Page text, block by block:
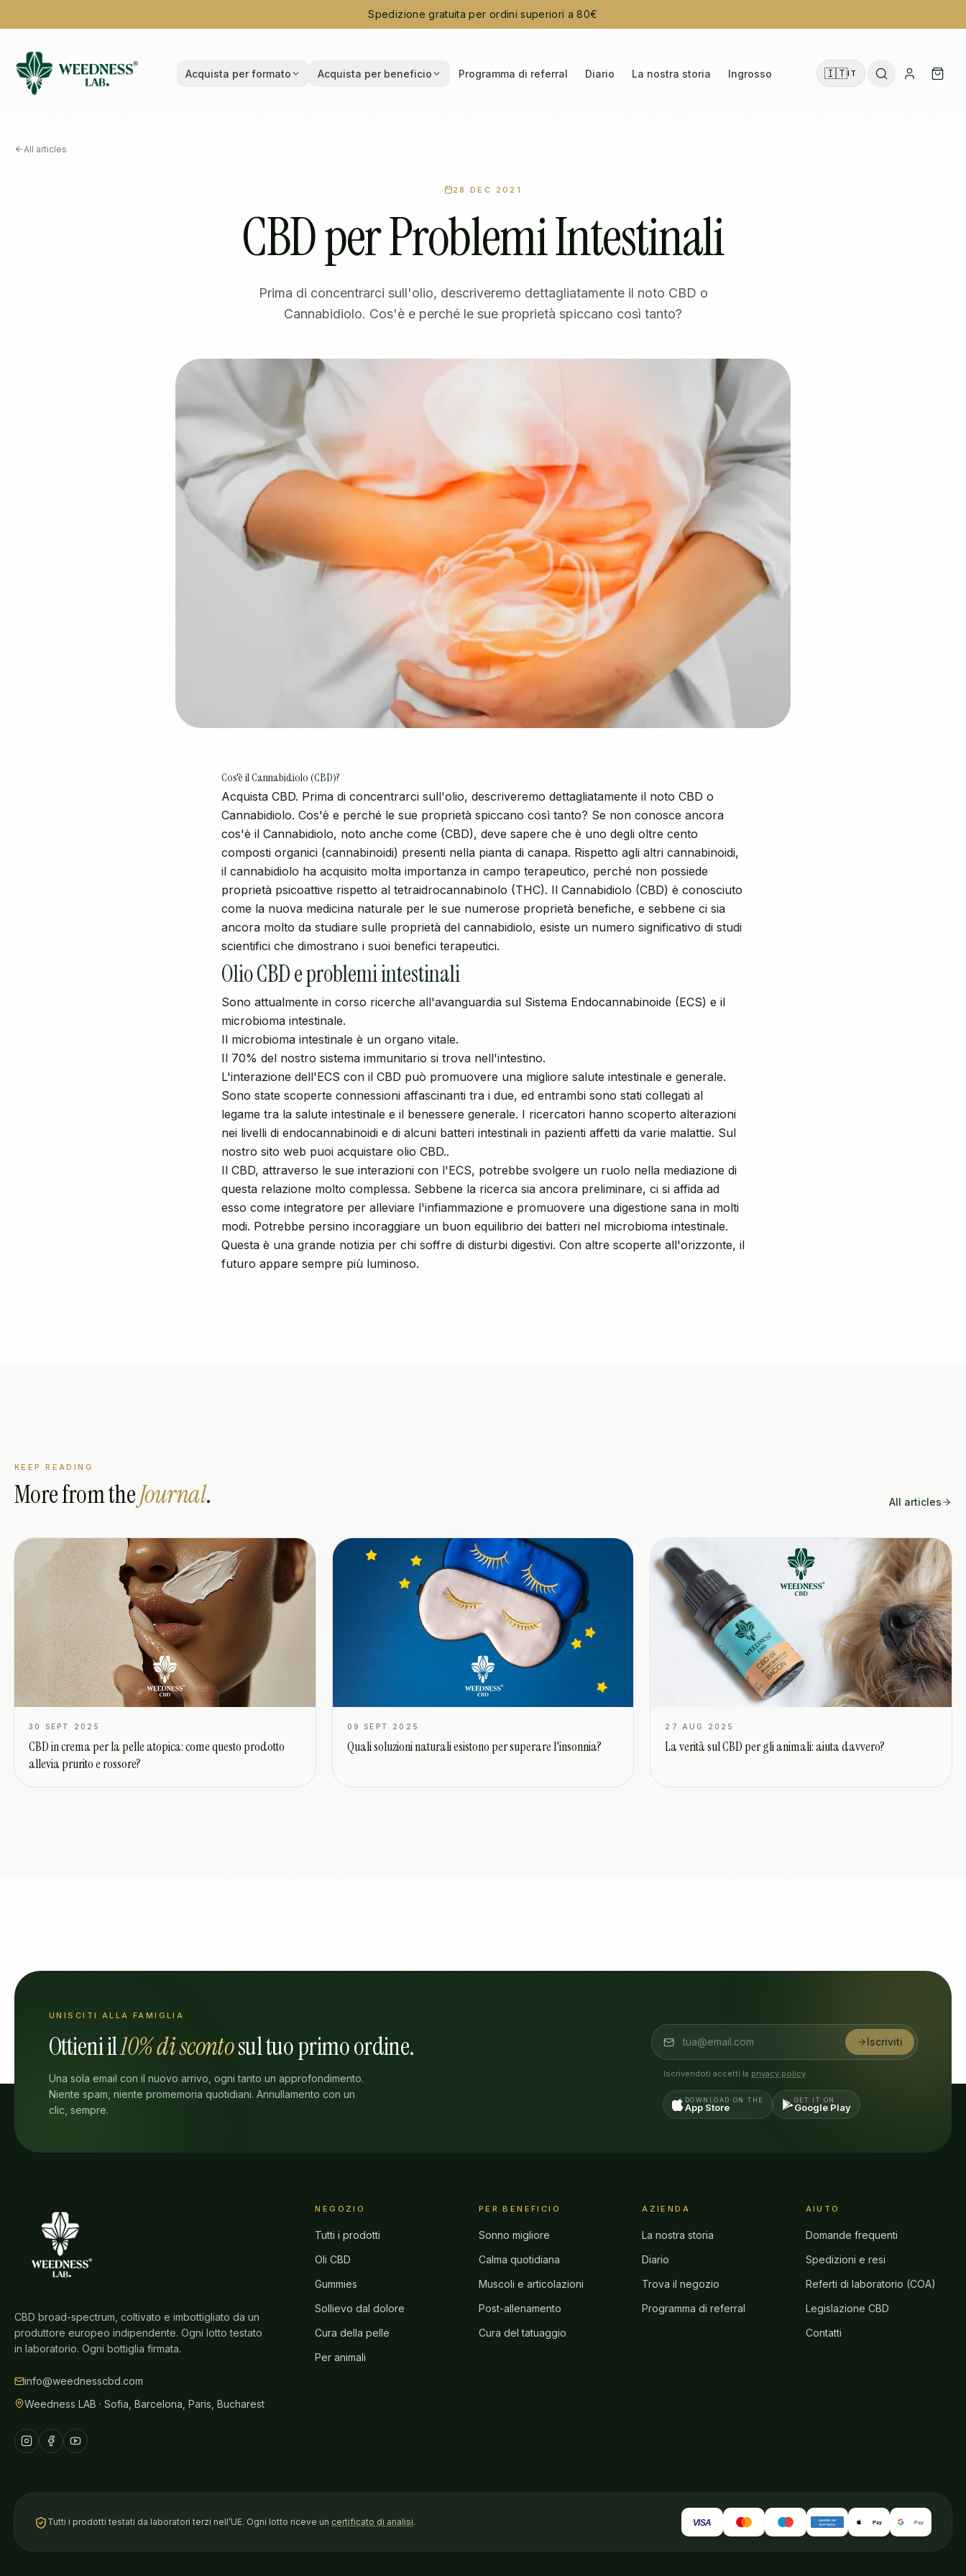
Spedizione gratuita per ordini superiori a 80€
Acquista per formato Acquista per beneficio Programma di referral Diario La nostra storia Ingrosso 🇮🇹IT
All articles
28 DEC 2021
CBD per Problemi Intestinali
Prima di concentrarci sull'olio, descriveremo dettagliatamente il noto CBD o
Cannabidiolo. Cos'è e perché le sue proprietà spiccano così tanto?
Cos'è il Cannabidiolo (CBD)?
Acquista CBD. Prima di concentrarci sull'olio, descriveremo dettagliatamente il noto CBD o
Cannabidiolo. Cos'è e perché le sue proprietà spiccano così tanto? Se non conosce ancora
cos'è il Cannabidiolo, noto anche come (CBD), deve sapere che è uno degli oltre cento
composti organici (cannabinoidi) presenti nella pianta di canapa. Rispetto agli altri cannabinoidi,
il cannabidiolo ha acquisito molta importanza in campo terapeutico, perché non possiede
proprietà psicoattive rispetto al tetraidrocannabinolo (THC). Il Cannabidiolo (CBD) è conosciuto
come la nuova medicina naturale per le sue numerose proprietà benefiche, e sebbene ci sia
ancora molto da studiare sulle proprietà del cannabidiolo, esiste un numero significativo di studi
scientifici che dimostrano i suoi benefici terapeutici.
Olio CBD e problemi intestinali
Sono attualmente in corso ricerche all'avanguardia sul Sistema Endocannabinoide (ECS) e il
microbioma intestinale.
Il microbioma intestinale è un organo vitale.
Il 70% del nostro sistema immunitario si trova nell'intestino.
L'interazione dell'ECS con il CBD può promuovere una migliore salute intestinale e generale.
Sono state scoperte connessioni affascinanti tra i due, ed entrambi sono stati collegati al
legame tra la salute intestinale e il benessere generale. I ricercatori hanno scoperto alterazioni
nei livelli di endocannabinoidi e di alcuni batteri intestinali in pazienti affetti da varie malattie. Sul
nostro sito web puoi acquistare olio CBD..
Il CBD, attraverso le sue interazioni con l'ECS, potrebbe svolgere un ruolo nella mediazione di
questa relazione molto complessa. Sebbene la ricerca sia ancora preliminare, ci si affida ad
esso come integratore per alleviare l'infiammazione e promuovere una digestione sana in molti
modi. Potrebbe persino incoraggiare un buon equilibrio dei batteri nel microbioma intestinale.
Questa è una grande notizia per chi soffre di disturbi digestivi. Con altre scoperte all'orizzonte, il
futuro appare sempre più luminoso.
KEEP READING
More from theJournal. All articles
30 SEPT 2025
CBD in crema per la pelle atopica: come questo prodotto
allevia prurito e rossore?
09 SEPT 2025
Quali soluzioni naturali esistono per superare l'insonnia?
27 AUG 2025
La verità sul CBD per gli animali: aiuta davvero?
UNISCITI ALLA FAMIGLIA
Ottieni il10% di scontosul tuo primo ordine.
Una sola email con il nuovo arrivo, ogni tanto un approfondimento.
Niente spam, niente promemoria quotidiani. Annullamento con un
clic, sempre.
Iscriviti
Iscrivendoti accetti la privacy policy.
DOWNLOAD ON THE
App Store
GET IT ON
Google Play
CBD broad-spectrum, coltivato e imbottigliato da un
produttore europeo indipendente. Ogni lotto testato
in laboratorio. Ogni bottiglia firmata.
info@weednesscbd.com
Weedness LAB · Sofia, Barcelona, Paris, Bucharest
NEGOZIO
Tutti i prodotti
Oli CBD
Gummies
Sollievo dal dolore
Cura della pelle
Per animali
PER BENEFICIO
Sonno migliore
Calma quotidiana
Muscoli e articolazioni
Post-allenamento
Cura del tatuaggio
AZIENDA
La nostra storia
Diario
Trova il negozio
Programma di referral
AIUTO
Domande frequenti
Spedizioni e resi
Referti di laboratorio (COA)
Legislazione CBD
Contatti
Tutti i prodotti testati da laboratori terzi nell’UE. Ogni lotto riceve un certificato di analisi. VISA AMERICAN
EXPRESS Pay Pay